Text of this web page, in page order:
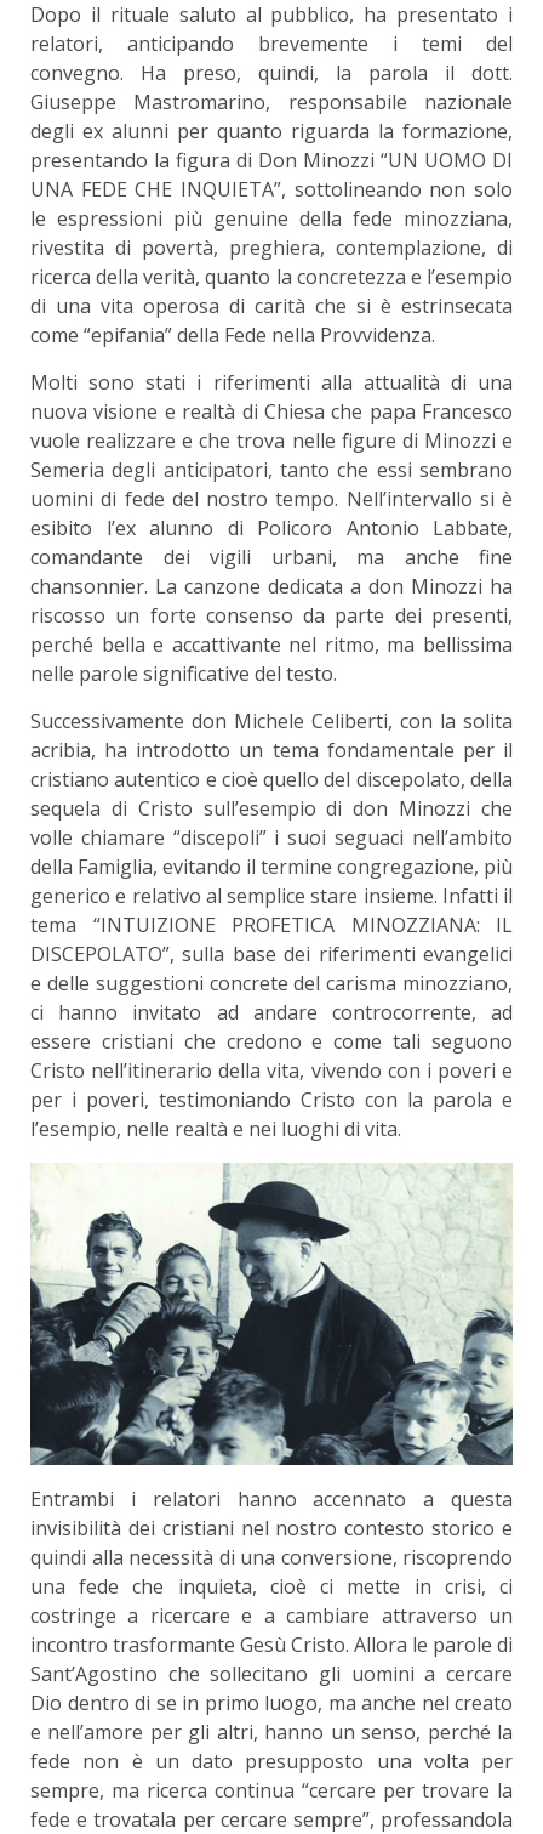
Dopo il rituale saluto al pubblico, ha presentato i
relatori, anticipando brevemente i temi del
convegno. Ha preso, quindi, la parola il dott.
Giuseppe Mastromarino, responsabile nazionale
degli ex alunni per quanto riguarda la formazione,
presentando la figura di Don Minozzi “UN UOMO DI
UNA FEDE CHE INQUIETA”, sottolineando non solo
le espressioni più genuine della fede minozziana,
rivestita di povertà, preghiera, contemplazione, di
ricerca della verità, quanto la concretezza e l’esempio
di una vita operosa di carità che si è estrinsecata
come “epifania” della Fede nella Provvidenza.
Molti sono stati i riferimenti alla attualità di una
nuova visione e realtà di Chiesa che papa Francesco
vuole realizzare e che trova nelle figure di Minozzi e
Semeria degli anticipatori, tanto che essi sembrano
uomini di fede del nostro tempo. Nell’intervallo si è
esibito l’ex alunno di Policoro Antonio Labbate,
comandante dei vigili urbani, ma anche fine
chansonnier. La canzone dedicata a don Minozzi ha
riscosso un forte consenso da parte dei presenti,
perché bella e accattivante nel ritmo, ma bellissima
nelle parole significative del testo.
Successivamente don Michele Celiberti, con la solita
acribia, ha introdotto un tema fondamentale per il
cristiano autentico e cioè quello del discepolato, della
sequela di Cristo sull’esempio di don Minozzi che
volle chiamare “discepoli” i suoi seguaci nell’ambito
della Famiglia, evitando il termine congregazione, più
generico e relativo al semplice stare insieme. Infatti il
tema “INTUIZIONE PROFETICA MINOZZIANA: IL
DISCEPOLATO”, sulla base dei riferimenti evangelici
e delle suggestioni concrete del carisma minozziano,
ci hanno invitato ad andare controcorrente, ad
essere cristiani che credono e come tali seguono
Cristo nell’itinerario della vita, vivendo con i poveri e
per i poveri, testimoniando Cristo con la parola e
l’esempio, nelle realtà e nei luoghi di vita.
Entrambi i relatori hanno accennato a questa
invisibilità dei cristiani nel nostro contesto storico e
quindi alla necessità di una conversione, riscoprendo
una fede che inquieta, cioè ci mette in crisi, ci
costringe a ricercare e a cambiare attraverso un
incontro trasformante Gesù Cristo. Allora le parole di
Sant’Agostino che sollecitano gli uomini a cercare
Dio dentro di se in primo luogo, ma anche nel creato
e nell’amore per gli altri, hanno un senso, perché la
fede non è un dato presupposto una volta per
sempre, ma ricerca continua “cercare per trovare la
fede e trovatala per cercare sempre”, professandola